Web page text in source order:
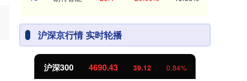
沪深京行情 实时轮播
沪深300 4690.43 39.12 0.84%